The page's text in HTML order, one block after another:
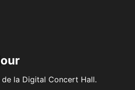
la Digital Concert Hall.